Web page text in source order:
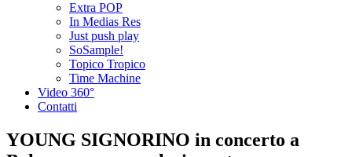
Extra POP
In Medias Res
Just push play
SoSample!
Topico Tropico
Time Machine
Video 360°
Contatti
YOUNG SIGNORINO in concerto a